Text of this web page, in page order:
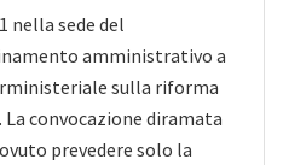
nella sede del
amministrativo a
sulla riforma
convocazione diramata
prevedere solo la